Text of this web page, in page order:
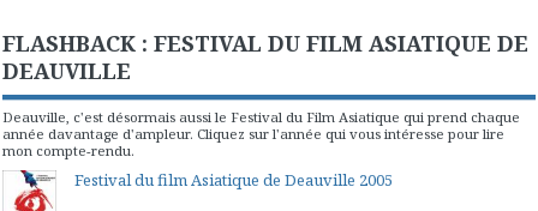
FLASHBACK : FESTIVAL DU FILM ASIATIQUE DE
DEAUVILLE
Deauville, c'est désormais aussi le Festival du Film Asiatique qui prend chaque
année davantage d'ampleur. Cliquez sur l'année qui vous intéresse pour lire
mon compte-rendu.
Festival du film Asiatique de Deauville 2005